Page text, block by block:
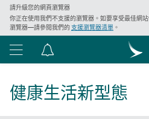
請升級您的網頁瀏覽器
你正在使用我們不支援的瀏覽器。如要享受最佳網
瀏覽器—請參閱我們的支援瀏覽器清單 。
心
健康生活新型態